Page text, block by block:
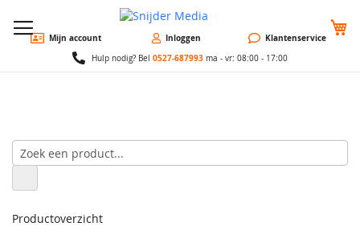
Mijn account Inloggen Klantenservice
Hulp nodig? Bel 0527-687993 ma - vr: 08:00 - 17:00
Productoverzicht